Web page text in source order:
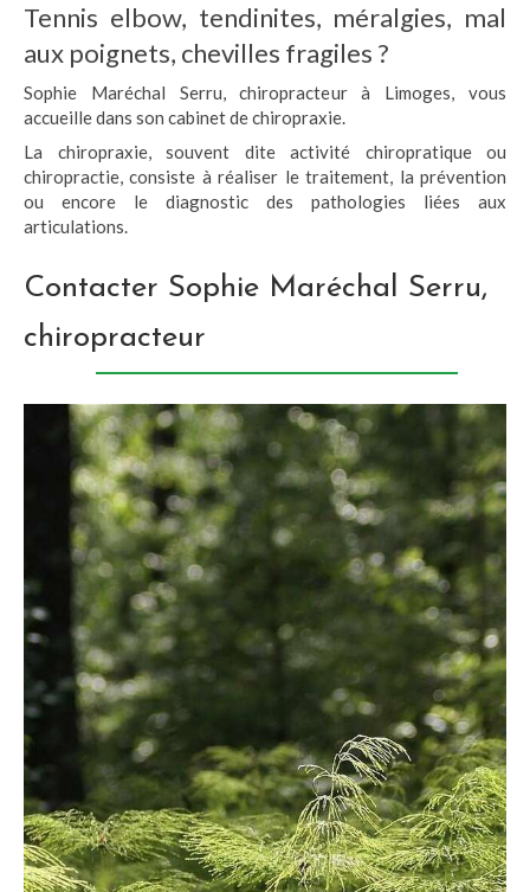
Tennis elbow, tendinites, méralgies, mal
aux poignets, chevilles fragiles ?
Sophie Maréchal Serru, chiropracteur à Limoges, vous
accueille dans son cabinet de chiropraxie.
La chiropraxie, souvent dite activité chiropratique ou
chiropractie, consiste à réaliser le traitement, la prévention
ou encore le diagnostic des pathologies liées aux
articulations.
Contacter Sophie Maréchal Serru,
chiropracteur